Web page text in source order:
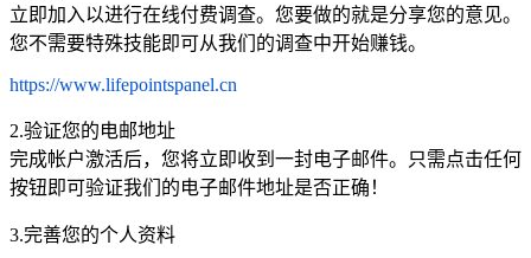
立即加入以进行在线付费调查。您要做的就是分享您的意见。
您不需要特殊技能即可从我们的调查中开始赚钱。
https://www.lifepointspanel.cn
2.验证您的电邮地址
完成帐户激活后，您将立即收到一封电子邮件。只需点击任何
按钮即可验证我们的电子邮件地址是否正确！
3.完善您的个人资料